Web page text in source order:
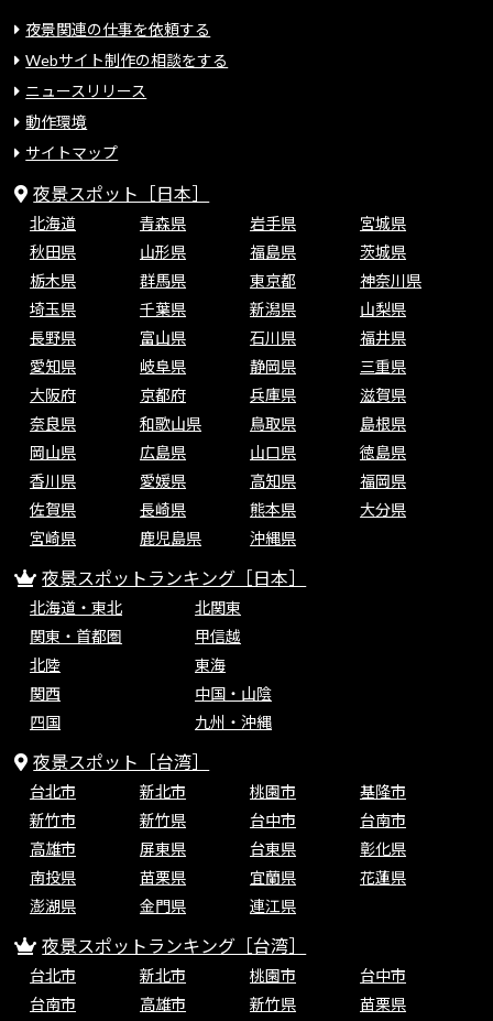
夜景関連の仕事を依頼する
Webサイト制作の相談をする
ニュースリリース
動作環境
サイトマップ
夜景スポット［日本］
北海道 青森県 岩手県
宮城県
秋田県
山形県 福島県
茨城県
栃木県
群馬県 東京都
神奈川県
埼玉県
千葉県 新潟県
山梨県
長野県
富山県 石川県
福井県
愛知県
岐阜県 静岡県
三重県
大阪府
京都府 兵庫県
滋賀県
奈良県
和歌山県 鳥取県
島根県
岡山県
広島県 山口県
徳島県
香川県
愛媛県 高知県
福岡県
佐賀県
長崎県 熊本県
大分県
宮崎県
鹿児島県 沖縄県
夜景スポットランキング［日本］
北海道・東北
北関東
関東・首都圏
甲信越
北陸
東海
関西
中国・山陰
四国
九州・沖縄
夜景スポット［台湾］
台北市 新北市 桃園市
基隆市
新竹市
新竹県 台中市
台南市
高雄市
屏東県 台東県
彰化県
南投県
苗栗県 宜蘭県
花蓮県
澎湖県
金門県 連江県
夜景スポットランキング［台湾］
台北市 新北市 桃園市
台中市
台南市
高雄市 新竹県
苗栗県